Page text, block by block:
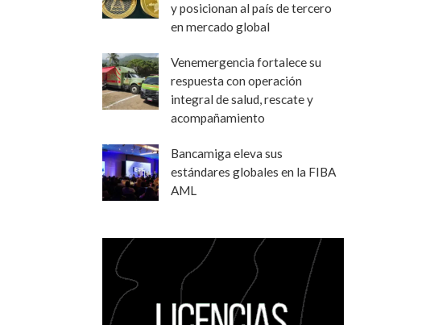
y posicionan al país de tercero
en mercado global
Venemergencia fortalece su
respuesta con operación
integral de salud, rescate y
acompañamiento
Bancamiga eleva sus
estándares globales en la FIBA
AML